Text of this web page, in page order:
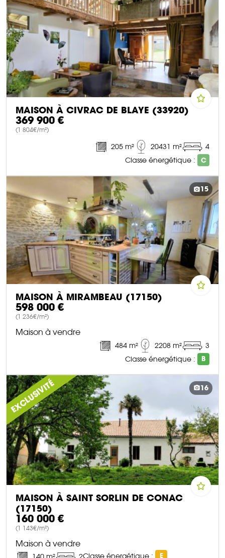
MAISON À CIVRAC DE BLAYE (33920)
369 900 €
(1 804€/m²)
205 m² 20431 m²
4
Classe énergétique :
C
DÉCOUVRIR CE BIEN
15
MAISON À MIRAMBEAU (17150)
598 000 €
(1 236€/m²)
Maison à vendre
484 m² 2208 m²
3
Classe énergétique :
B
DÉCOUVRIR CE BIEN
EXCLUSIVITÉ 16
MAISON À SAINT SORLIN DE CONAC
(17150)
160 000 €
(1 143€/m²)
Maison à vendre
Classe énergétique : E